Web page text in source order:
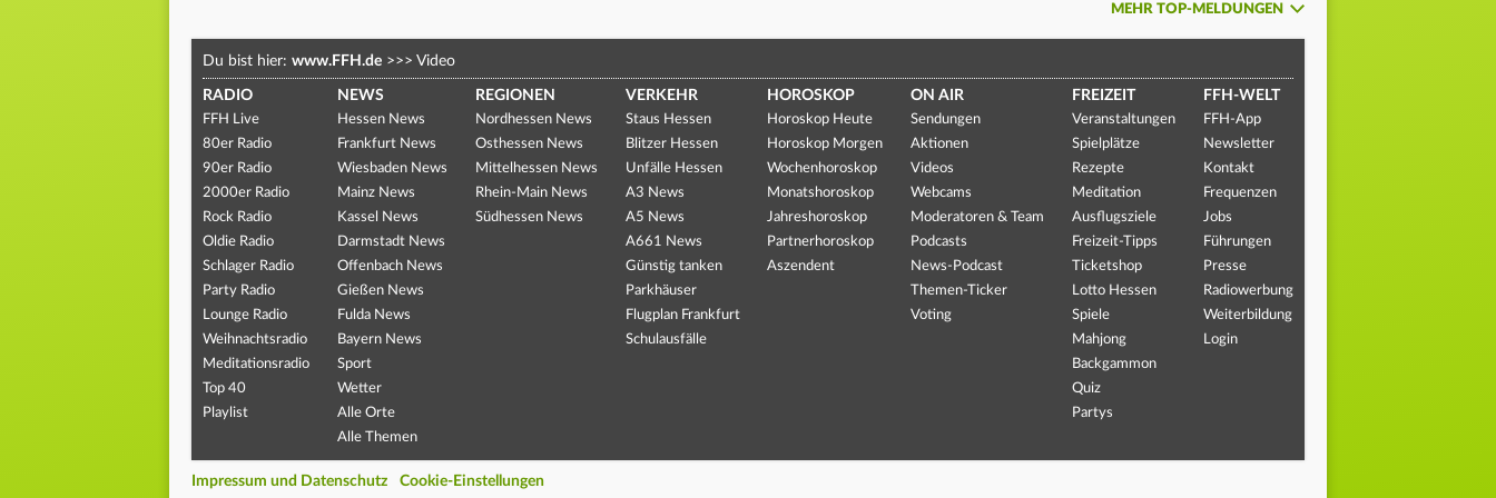
MEHR TOP-MELDUNGEN
Du bist hier: www.FFH.de >>> Video
RADIO
FFH Live
80er Radio
90er Radio
2000er Radio
Rock Radio
Oldie Radio
Schlager Radio
Party Radio
Lounge Radio
Weihnachtsradio
Meditationsradio
Top 40
Playlist
NEWS
Hessen News
Frankfurt News
Wiesbaden News
Mainz News
Kassel News
Darmstadt News
Offenbach News
Gießen News
Fulda News
Bayern News
Sport
Wetter
Alle Orte
Alle Themen
REGIONEN
Nordhessen News
Osthessen News
Mittelhessen News
Rhein-Main News
Südhessen News
VERKEHR
Staus Hessen
Blitzer Hessen
Unfälle Hessen
A3 News
A5 News
A661 News
Günstig tanken
Parkhäuser
Flugplan Frankfurt
Schulausfälle
HOROSKOP
Horoskop Heute
Horoskop Morgen
Wochenhoroskop
Monatshoroskop
Jahreshoroskop
Partnerhoroskop
Aszendent
ON AIR
Sendungen
Aktionen
Videos
Webcams
Moderatoren & Team
Podcasts
News-Podcast
Themen-Ticker
Voting
FREIZEIT
Veranstaltungen
Spielplätze
Rezepte
Meditation
Ausflugsziele
Freizeit-Tipps
Ticketshop
Lotto Hessen
Spiele
Mahjong
Backgammon
Quiz
Partys
FFH-WELT
FFH-App
Newsletter
Kontakt
Frequenzen
Jobs
Führungen
Presse
Radiowerbung
Weiterbildung
Login
Impressum und Datenschutz Cookie-Einstellungen